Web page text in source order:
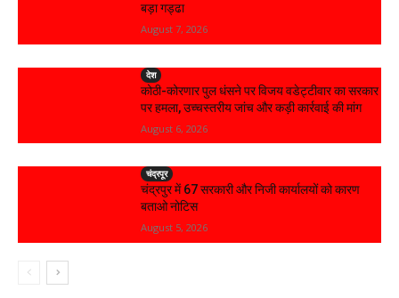
बड़ा गड्ढा
August 7, 2026
देश
कोठी-कोरणार पुल धंसने पर विजय वडेट्टीवार का सरकार
पर हमला, उच्चस्तरीय जांच और कड़ी कार्रवाई की मांग
August 6, 2026
चंद्रपूर
चंद्रपुर में 67 सरकारी और निजी कार्यालयों को कारण
बताओ नोटिस
August 5, 2026